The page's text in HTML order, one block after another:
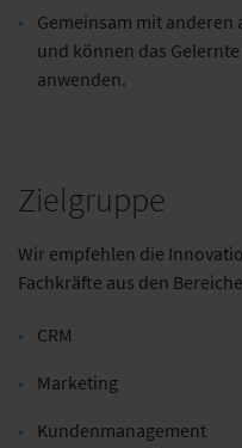
Gemeinsam mit anderen
und können das
anwenden.
Zielgruppe
Wir empfehlen die
Fachkräfte aus den
CRM
Marketing
Kundenmanagement